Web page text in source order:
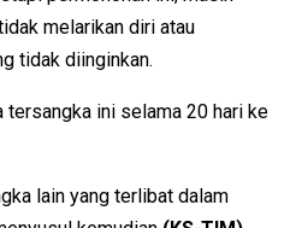
melarikan diri atau
tidak diinginkan.
tersangka ini selama 20 hari ke
lain yang terlibat dalam